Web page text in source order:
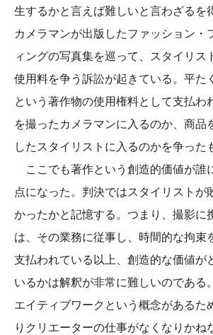
生するかと言えば難しいと言わざるを
カメラマンが出版したファッション・
ィングの写真集を巡って、スタイリス
使用料を争う訴訟が起きている。平た
という著作物の使用権料として支払わ
を撮ったカメラマンに入るのか、商品
したスタイリストに入るのかを争った
ここでも著作という創造的価値が誰
点になった。判決ではスタイリストが
かったかと記憶する。つまり、撮影に
は、その業務に従事し、時間的な拘束
支払われている以上、創造的な価値が
いるかは解釈が非常に難しいのである
エイティブワークという概念があるた
りクリエーターの仕事がなくなりかね